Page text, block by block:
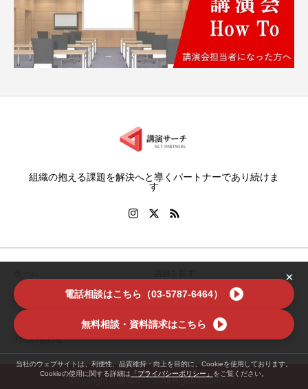
組織の抱える課題を解決へと導くパートナーであり続けま
す
特集 お役立ち情報
会社案内 利用規約
お問い合わせ
この記事をシェア 講演サーチに無料で相談する
×
電話相談はこちら（03-5787-6464）
無料相談・資料請求はこちら
当社のウェブサイトは、利便性、品質維持・向上を目的に、Cookieを使用しております。
Cookieの使用に関する詳細は 「プライバシーポリシー」 をご覧ください。